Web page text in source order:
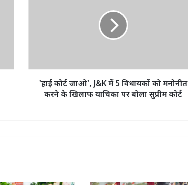
मनोनीत
करने
पर
'हाई कोर्ट जाओ', J&K में 5 विधायकों को मनोनीत
करने के खिलाफ याचिका पर बोला सुप्रीम कोर्ट